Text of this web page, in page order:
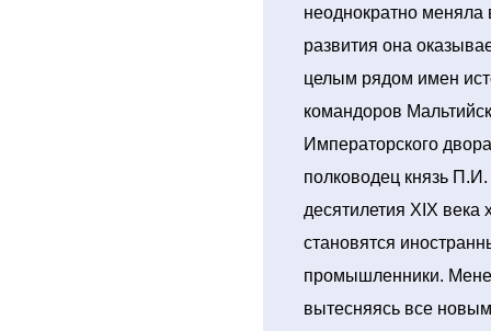
неоднократно меняла
развития она
целым рядом имен
командоров
Императорского
полководец князь
десятилетия XIХ века
становятся
промышленники.
вытесняясь все